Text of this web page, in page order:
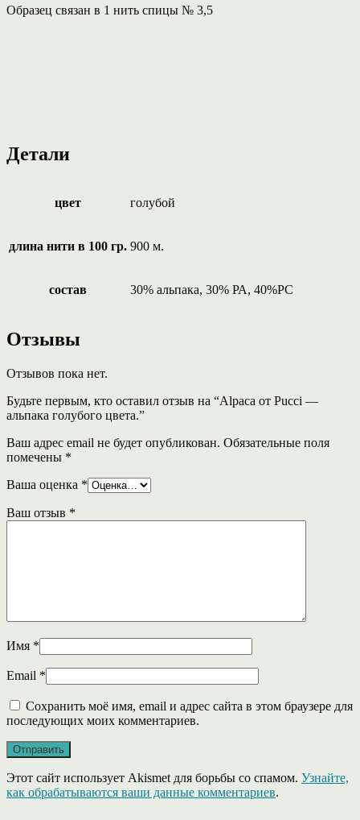
Образец связан в 1 нить спицы № 3,5
Детали
цвет голубой
длина нити в 100 гр. 900 м.
состав 30% альпака, 30% РА, 40%РС
Отзывы
Отзывов пока нет.
Будьте первым, кто оставил отзыв на “Alpaca от Pucci —
альпака голубого цвета.”
Ваш адрес email не будет опубликован. Обязательные поля
помечены *
Ваша оценка *
Ваш отзыв *
Имя *
Email *
Сохранить моё имя, email и адрес сайта в этом браузере для
последующих моих комментариев.
Этот сайт использует Akismet для борьбы со спамом. Узнайте,
как обрабатываются ваши данные комментариев.